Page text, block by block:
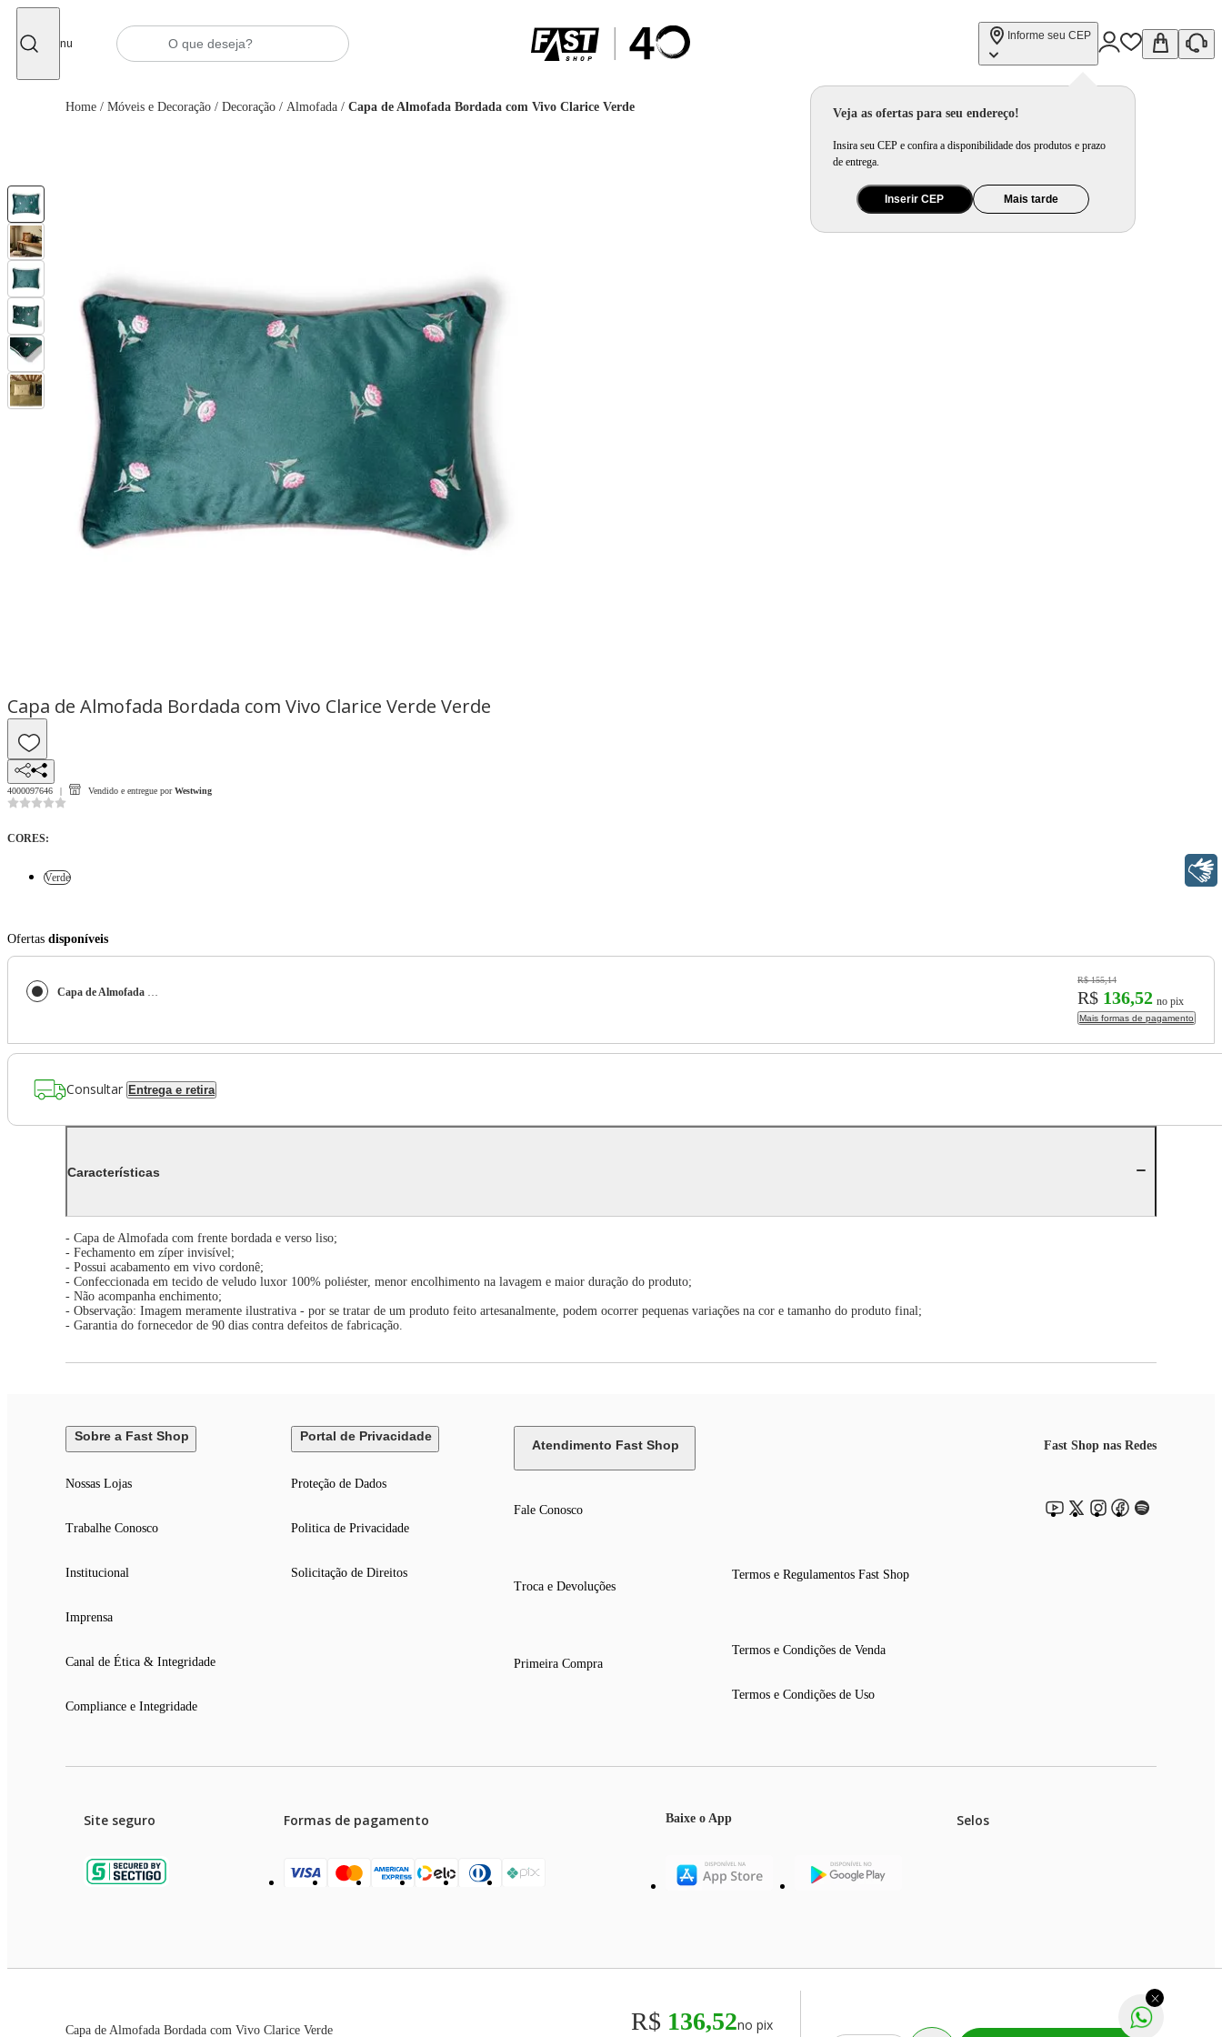
Menu
Informe seu CEP
Veja as ofertas para seu endereço!
Insira seu CEP e confira a disponibilidade dos produtos e prazo
de entrega.
Inserir CEP Mais tarde
Home / Móveis e Decoração / Decoração / Almofada / Capa de Almofada Bordada com Vivo Clarice Verde
Capa de Almofada Bordada com Vivo Clarice Verde R$ 136,52no pix
Capa de Almofada Bordada com Vivo Clarice Verde Verde
4000097646 Vendido e entregue por Westwing
CORES:
Verde
Ofertas disponíveis
Capa de Almofada Bordada com Vivo Clarice Verde
R$ 155,14
R$ 136,52 no pix
Mais formas de pagamento
Consultar Entrega e retira
Características
- Capa de Almofada com frente bordada e verso liso;
- Fechamento em zíper invisível;
- Possui acabamento em vivo cordonê;
- Confeccionada em tecido de veludo luxor 100% poliéster, menor encolhimento na lavagem e maior duração do produto;
- Não acompanha enchimento;
- Observação: Imagem meramente ilustrativa - por se tratar de um produto feito artesanalmente, podem ocorrer pequenas variações na cor e tamanho do produto final;
- Garantia do fornecedor de 90 dias contra defeitos de fabricação.
Sobre a Fast Shop
Nossas Lojas
Trabalhe Conosco
Institucional
Imprensa
Canal de Ética & Integridade
Compliance e Integridade
Portal de Privacidade
Proteção de Dados
Politica de Privacidade
Solicitação de Direitos
Atendimento Fast Shop
Fale Conosco
Troca e Devoluções
Primeira Compra
Termos e Regulamentos Fast Shop
Termos e Condições de Venda
Termos e Condições de Uso
Fast Shop nas Redes
Site seguro Formas de pagamento Baixe o App Selos
Preços e condições de pagamento válidos exclusivamente para compras efetuadas no site, podendo diferir na rede de lojas físicas.